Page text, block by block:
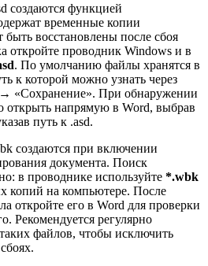
создаются функцией
временные копии
быть восстановлены после сбоя
откройте проводник Windows и в
. По умолчанию файлы хранятся в
к которой можно узнать через
«Сохранение». При обнаружении
открыть напрямую в Word, выбрав
путь к .asd.
создаются при включении
документа. Поиск
в проводнике используйте *.wbk
копий на компьютере. После
откройте его в Word для проверки
Рекомендуется регулярно
файлов, чтобы исключить